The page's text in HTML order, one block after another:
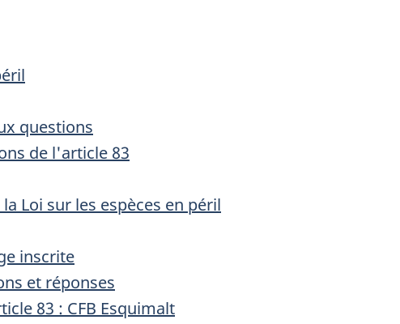
questions
de l'article 83
Loi sur les espèces en péril
inscrite
et réponses
83 : CFB Esquimalt